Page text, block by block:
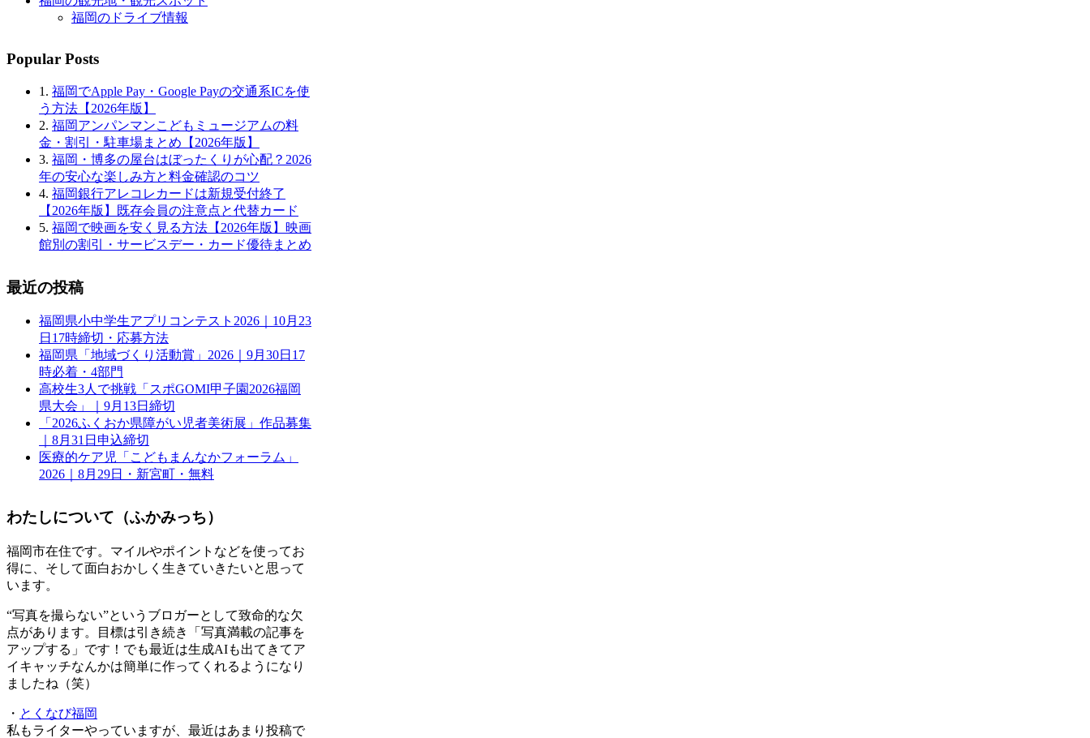
福岡のドライブ情報
Popular Posts
1. 福岡でApple Pay・Google Payの交通系ICを使
う方法【2026年版】
2. 福岡アンパンマンこどもミュージアムの料
金・割引・駐車場まとめ【2026年版】
3. 福岡・博多の屋台はぼったくりが心配？2026
年の安心な楽しみ方と料金確認のコツ
4. 福岡銀行アレコレカードは新規受付終了
【2026年版】既存会員の注意点と代替カード
5. 福岡で映画を安く見る方法【2026年版】映画
館別の割引・サービスデー・カード優待まとめ
最近の投稿
福岡県小中学生アプリコンテスト2026｜10月23
日17時締切・応募方法
福岡県「地域づくり活動賞」2026｜9月30日17
時必着・4部門
高校生3人で挑戦「スポGOMI甲子園2026福岡
県大会」｜9月13日締切
「2026ふくおか県障がい児者美術展」作品募集
｜8月31日申込締切
医療的ケア児「こどもまんなかフォーラム」
2026｜8月29日・新宮町・無料
わたしについて（ふかみっち）
福岡市在住です。マイルやポイントなどを使ってお
得に、そして面白おかしく生きていきたいと思って
います。
“写真を撮らない”というブロガーとして致命的な欠
点があります。目標は引き続き「写真満載の記事を
アップする」です！でも最近は生成AIも出てきてア
イキャッチなんかは簡単に作ってくれるようになり
ましたね（笑）
・ とくなび福岡
私もライターやっていますが、最近はあまり投稿で